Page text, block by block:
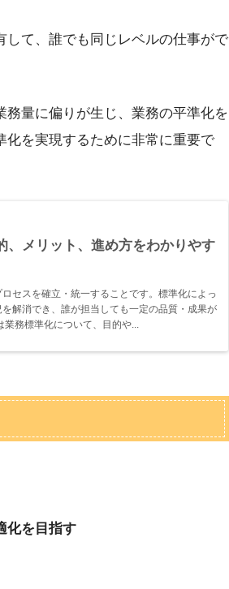
て、誰でも同じレベルの仕事がで
量に偏りが生じ、業務の平準化を
を実現するために非常に重要で
、メリット、進め方をわかりやす
セスを確立・統一することです。標準化によっ
解消でき、誰が担当しても一定の品質・成果が
務標準化について、目的や...
化を目指す